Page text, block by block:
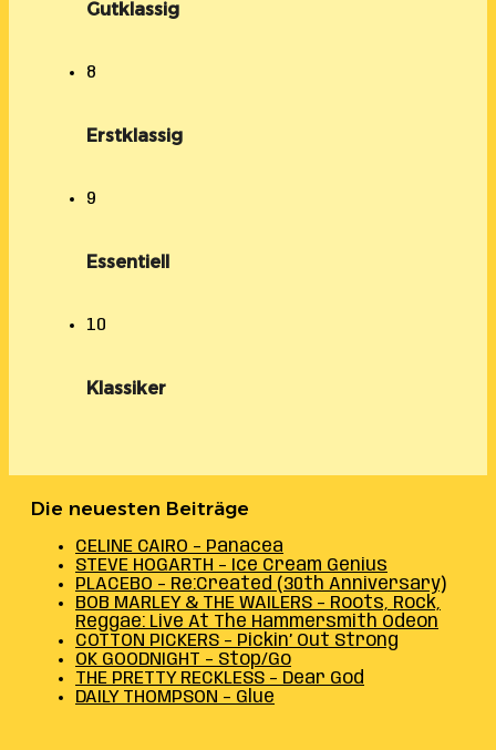
Gutklassig
8
Erstklassig
9
Essentiell
10
Klassiker
Die neuesten Beiträge
CELINE CAIRO – Panacea
STEVE HOGARTH – Ice Cream Genius
PLACEBO – Re:Created (30th Anniversary)
BOB MARLEY & THE WAILERS – Roots, Rock,
Reggae: Live At The Hammersmith Odeon
COTTON PICKERS – Pickin’ Out Strong
OK GOODNIGHT – Stop/Go
THE PRETTY RECKLESS – Dear God
DAILY THOMPSON – Glue